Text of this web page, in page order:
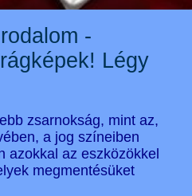
-
Légy
zsarnokság, mint az,
a jog színeiben
azokkal az eszközökkel
megmentésüket